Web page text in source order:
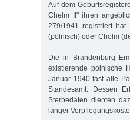
Auf dem
Chelm II" ihren
279/1941 registriert
(polnisch) oder Cholm
Die in Brandenburg
existierende polnische
Januar 1940 fast alle
Standesamt. Dessen
Sterbedaten dienten
länger